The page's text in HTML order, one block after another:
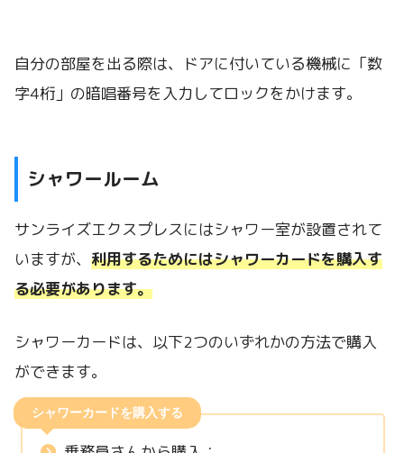
自分の部屋を出る際は、ドアに付いている機械に「数
字4桁」の暗唱番号を入力してロックをかけます。
シャワールーム
サンライズエクスプレスにはシャワー室が設置されて
いますが、 利用するためにはシャワーカードを購入す
る必要があります。
シャワーカードは、以下2つのいずれかの方法で購入
ができます。
シャワーカードを購入する